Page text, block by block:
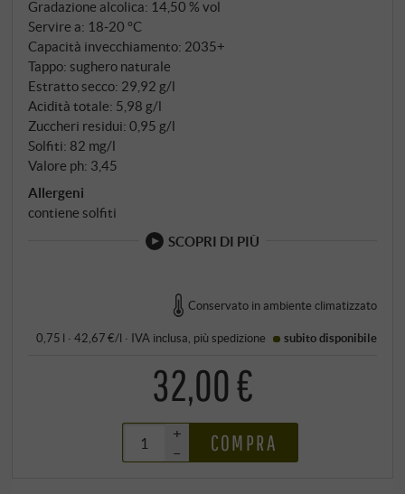
Gradazione alcolica: 14,50 % vol
Servire a: 18‑20 °C
Capacità invecchiamento: 2035+
Tappo: sughero naturale
Estratto secco: 29,92 g/l
Acidità totale: 5,98 g/l
Zuccheri residui: 0,95 g/l
Solfiti: 82 mg/l
Valore ph: 3,45
Allergeni
contiene solfiti
SCOPRI DI PIÙ
Conservato in ambiente climatizzato
0,75 l · 42,67 €/l · IVA inclusa, piùspedizione subito disponibile
32,00 €
+
–
COMPRA